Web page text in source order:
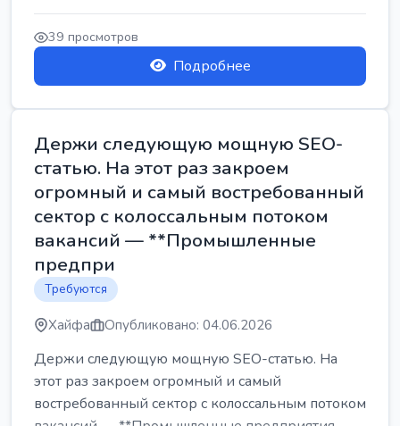
...
39 просмотров
Подробнее
Держи следующую мощную SEO-
статью. На этот раз закроем
огромный и самый востребованный
сектор с колоссальным потоком
вакансий — **Промышленные
предпри
Требуются
Хайфа Опубликовано: 04.06.2026
Держи следующую мощную SEO-статью. На
этот раз закроем огромный и самый
востребованный сектор с колоссальным потоком